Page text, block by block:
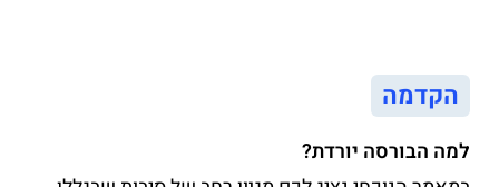
הקדמה
למה הבורסה יורדת?